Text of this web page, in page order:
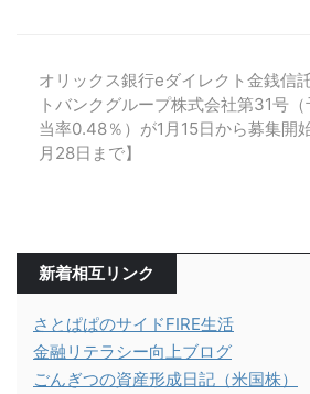
オリックス銀行eダイレクト金銭信
トバンクグループ株式会社第31号
当率0.48％）が1月15日から募集開
月28日まで】
新着相互リンク
さとぱぱのサイドFIRE生活
金融リテラシー向上ブログ
ごんぎつの資産形成日記（米国株）